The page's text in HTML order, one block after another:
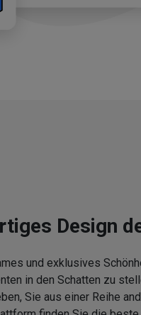
Design
und exklusives
in den Schatten zu
Sie aus einer Reihe